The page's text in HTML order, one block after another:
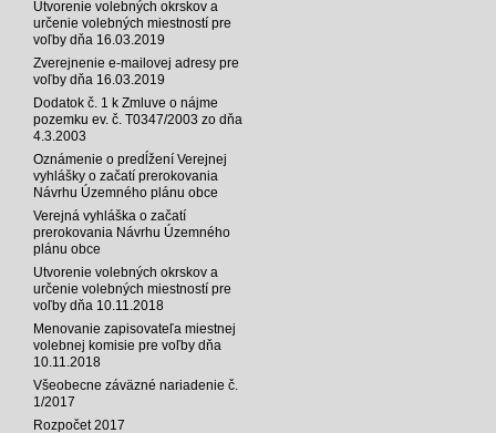
Utvorenie volebných okrskov a
určenie volebných miestností pre
voľby dňa 16.03.2019
Zverejnenie e-mailovej adresy pre
voľby dňa 16.03.2019
Dodatok č. 1 k Zmluve o nájme
pozemku ev. č. T0347/2003 zo dňa
4.3.2003
Oznámenie o predĺžení Verejnej
vyhlášky o začatí prerokovania
Návrhu Územného plánu obce
Verejná vyhláška o začatí
prerokovania Návrhu Územného
plánu obce
Utvorenie volebných okrskov a
určenie volebných miestností pre
voľby dňa 10.11.2018
Menovanie zapisovateľa miestnej
volebnej komisie pre voľby dňa
10.11.2018
Všeobecne záväzné nariadenie č.
1/2017
Rozpočet 2017